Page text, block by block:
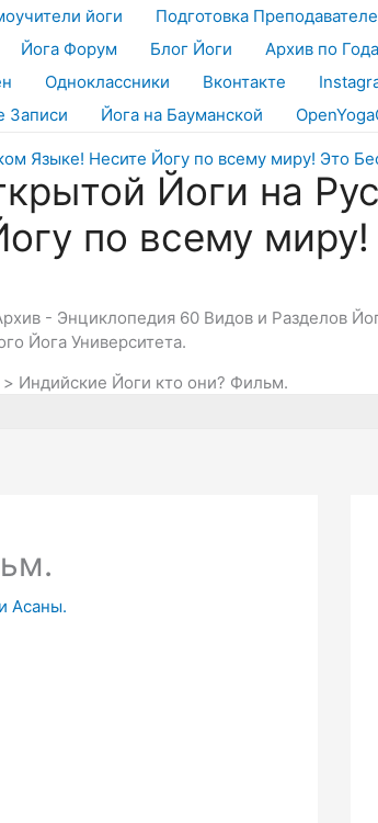
йоги
Подготовка
Йога Форум Блог Йоги Архив по
Одноклассники Вконтакте
Записи Йога на Бауманской
Йоги на
по всему
- Энциклопедия 60 Видов и Разделов
Йога Университета.
Индийские Йоги кто они? Фильм.
Асаны.